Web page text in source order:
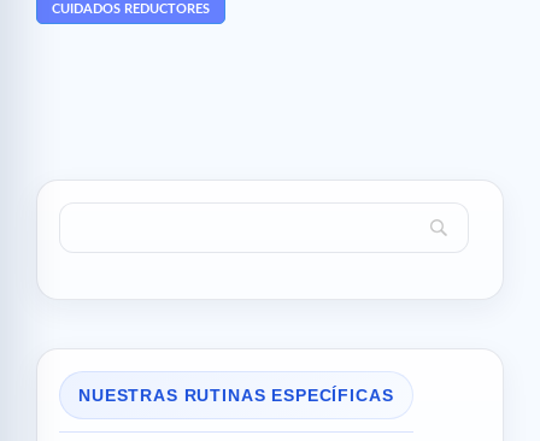
CUIDADOS REDUCTORES
NUESTRAS RUTINAS ESPECÍFICAS